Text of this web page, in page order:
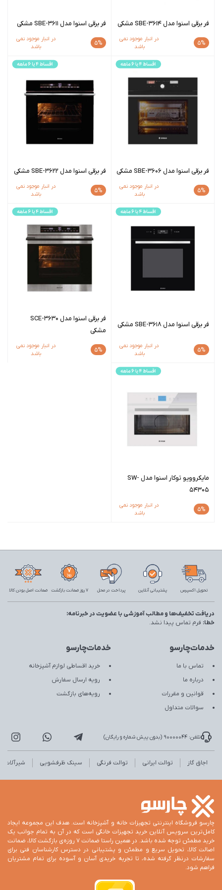
فر برقی اسنوا مدل SBE-3614 مشکی
5%
در انبار موجود نمی
باشد
فر برقی اسنوا مدل SBE-3611 مشکی
5%
در انبار موجود نمی
باشد
فر برقی اسنوا مدل SBE-3606 مشکی
5%
در انبار موجود نمی
باشد
فر برقی اسنوا مدل SBE-3622 مشکی
5%
در انبار موجود نمی
باشد
فر برقی اسنوا مدل SBE-3618 مشکی
5%
در انبار موجود نمی
باشد
فر برقی اسنوا مدل SCE-3630
مشکی
5%
در انبار موجود نمی
باشد
مایکروویو توکار اسنوا مدل SW-
54305
5%
در انبار موجود نمی
باشد
تحویل اکسپرس پشتیبانی آنلاین پرداخت در محل 7 روز ضمانت بازگشت ضمانت اصل بودن کالا
خدمات‌چارسو
تماس با ما
درباره ما
قوانین و مقررات
سوالات متداول
خدمات‌چارسو
خرید اقساطی لوازم آشپزخانه
رویه ارسال سفارش
رویه‌های بازگشت
دریافت تخفیف‌ها و مطالب آموزشی با عضویت در خبرنامه:
خطا: فرم تماس پیدا نشد.
تلفن: 90000044 (بدون پیش شماره و رایگان)
اجاق گاز توالت ایرانی توالت فرنگی سینک ظرفشویی شیرآلات
چارسو فروشگاه اینترنتی تجهیزات خانه و آشپزخانه است. هدف این مجموعه ایجاد
کامل‌ترین سرویس آنلاین خرید تجهیزات خانگی است که در آن به تمام جوانب یک
خرید مطمئن توجه شده باشد. در همین راستا ضمانت 7 روزه‌ی بازگشت کالا، ضمانت
اصالت کالا، تحویل سریع و مطمئن و پشتیبانی در دسترس کارشناسان فنی برای
سفارشات درنظر گرفته شده، تا تجربه خریدی آسان و آسوده برای تمام مشتریان
فراهم شود.